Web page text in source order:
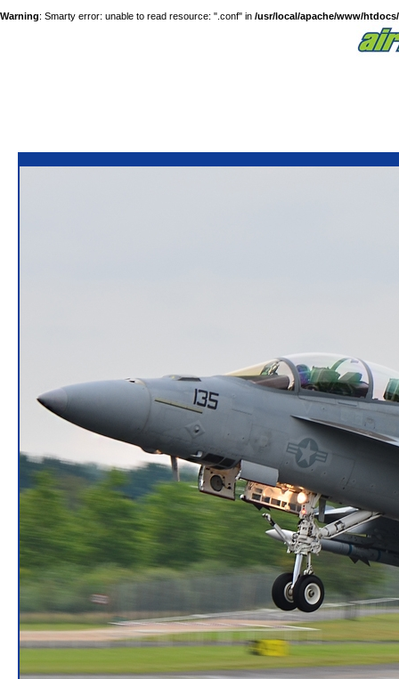
Warning: Smarty error: unable to read resource: ".conf" in /usr/local/apache/www/